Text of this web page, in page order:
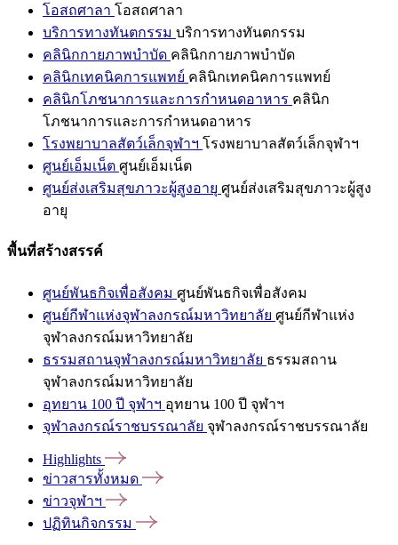
โอสถศาลา โอสถศาลา
บริการทางทันตกรรม บริการทางทันตกรรม
คลินิกกายภาพบำบัด คลินิกกายภาพบำบัด
คลินิกเทคนิคการแพทย์ คลินิกเทคนิคการแพทย์
คลินิกโภชนาการและการกำหนดอาหาร คลินิก
โภชนาการและการกำหนดอาหาร
โรงพยาบาลสัตว์เล็กจุฬาฯ โรงพยาบาลสัตว์เล็กจุฬาฯ
ศูนย์เอ็มเน็ต ศูนย์เอ็มเน็ต
ศูนย์ส่งเสริมสุขภาวะผู้สูงอายุ ศูนย์ส่งเสริมสุขภาวะผู้สูง
อายุ
พื้นที่สร้างสรรค์
ศูนย์พันธกิจเพื่อสังคม ศูนย์พันธกิจเพื่อสังคม
ศูนย์กีฬาแห่งจุฬาลงกรณ์มหาวิทยาลัย ศูนย์กีฬาแห่ง
จุฬาลงกรณ์มหาวิทยาลัย
ธรรมสถานจุฬาลงกรณ์มหาวิทยาลัย ธรรมสถาน
จุฬาลงกรณ์มหาวิทยาลัย
อุทยาน 100 ปี จุฬาฯ อุทยาน 100 ปี จุฬาฯ
จุฬาลงกรณ์ราชบรรณาลัย จุฬาลงกรณ์ราชบรรณาลัย
Highlights
ข่าวสารทั้งหมด
ข่าวจุฬาฯ
ปฏิทินกิจกรรม